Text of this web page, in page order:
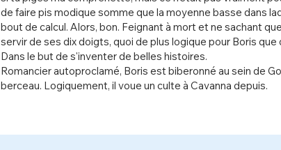
de faire pis modique somme que la moyenne basse dans
bout de calcul. Alors, bon. Feignant à mort et ne sachant
servir de ses dix doigts, quoi de plus logique pour Boris que
Dans le but de s'inventer de belles histoires.
Romancier autoproclamé, Boris est biberonné au sein de
berceau. Logiquement, il voue un culte à Cavanna depuis.